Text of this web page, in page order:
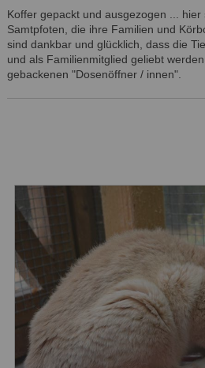
Koffer gepackt und ausgezogen ...
Samtpfoten, die ihre Familien und
sind dankbar und glücklich, dass die
und als Familienmitglied geliebt
gebackenen "Dosenöffner / innen".